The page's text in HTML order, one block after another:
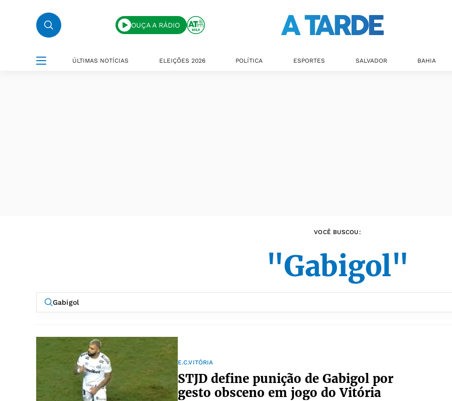
OUÇA A RÁDIO
ÚLTIMAS NOTÍCIAS ELEIÇÕES 2026 POLÍTICA ESPORTES SALVADOR BAHIA
VOCÊ BUSCOU:
"Gabigol"
E.C.VITÓRIA
STJD define punição de Gabigol por
gesto obsceno em jogo do Vitória